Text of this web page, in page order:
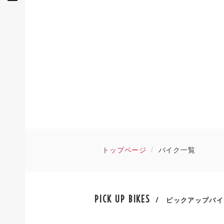
トップページ バイク一覧
PICK UP BIKES / ピックアップバ